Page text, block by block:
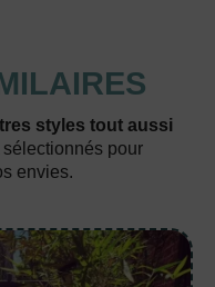
styles tout aussi
pour
envies.